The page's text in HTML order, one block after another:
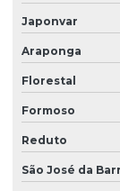
Japonvar
Araponga
Florestal
Formoso
Reduto
São José da